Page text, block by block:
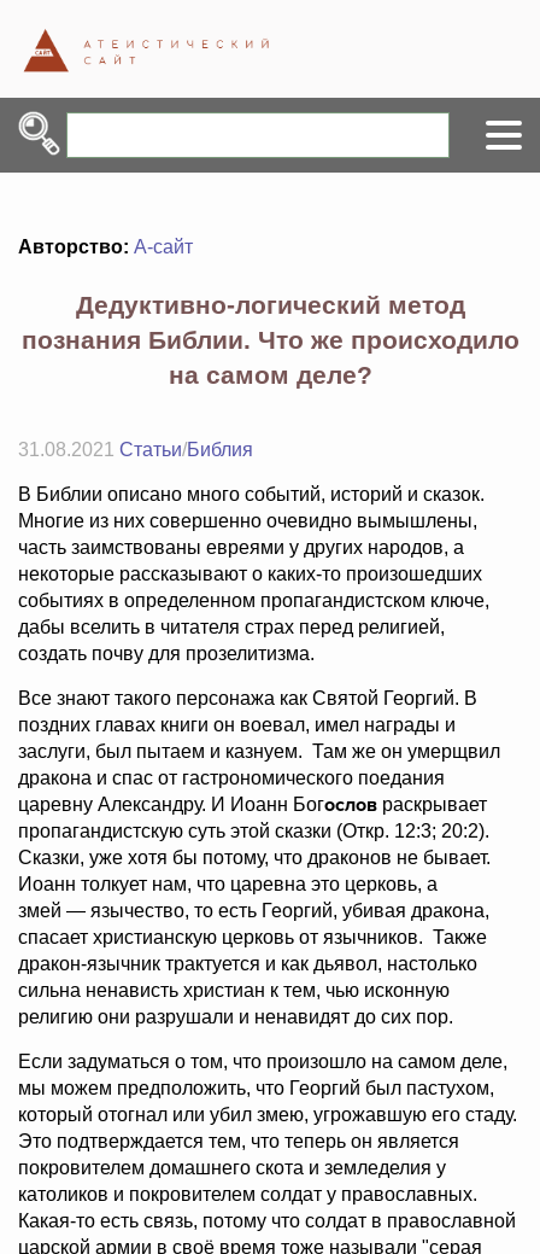
Авторство: А-сайт
Дедуктивно-логический метод
познания Библии. Что же происходило
на самом деле?
31.08.2021 Статьи/Библия
В Библии описано много событий, историй и сказок.
Многие из них совершенно очевидно вымышлены,
часть заимствованы евреями у других народов, а
некоторые рассказывают о каких-то произошедших
событиях в определенном пропагандистском ключе,
дабы вселить в читателя страх перед религией,
создать почву для прозелитизма.
Все знают такого персонажа как Святой Георгий. В
поздних главах книги он воевал, имел награды и
заслуги, был пытаем и казнуем. Там же он умерщвил
дракона и спас от гастрономического поедания
царевну Александру. И Иоанн Богослов раскрывает
пропагандистскую суть этой сказки (Откр. 12:3; 20:2).
Сказки, уже хотя бы потому, что драконов не бывает.
Иоанн толкует нам, что царевна это церковь, а
змей — язычество, то есть Георгий, убивая дракона,
спасает христианскую церковь от язычников. Также
дракон-язычник трактуется и как дьявол, настолько
сильна ненависть христиан к тем, чью исконную
религию они разрушали и ненавидят до сих пор.
Если задуматься о том, что произошло на самом деле,
мы можем предположить, что Георгий был пастухом,
который отогнал или убил змею, угрожавшую его стаду.
Это подтверждается тем, что теперь он является
покровителем домашнего скота и земледелия у
католиков и покровителем солдат у православных.
Какая-то есть связь, потому что солдат в православной
царской армии в своё время тоже называли "серая